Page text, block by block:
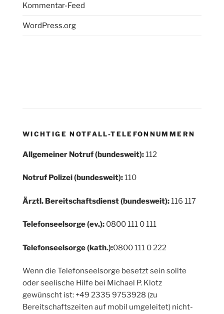
Kommentar-Feed
WordPress.org
WICHTIGE NOTFALL-TELEFONNUMMERN
Allgemeiner Notruf (bundesweit):112
Notruf Polizei (bundesweit):110
Ärztl. Bereitschaftsdienst (bundesweit):116 117
Telefonseelsorge (ev.): 0800 111 0 111
Telefonseelsorge (kath.):0800 111 0 222
Wenn die Telefonseelsorge besetzt sein sollte
oder seelische Hilfe bei Michael P. Klotz
gewünscht ist: +49 2335 9753928 (zu
Bereitschaftszeiten auf mobil umgeleitet) nicht-